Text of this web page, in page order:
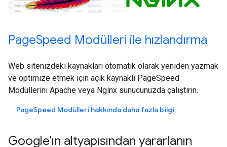
PageSpeed Modülleri ile hızlandırma
Web sitenizdeki kaynakları otomatik olarak yeniden yazmak
ve optimize etmek için açık kaynaklı PageSpeed
Modüllerini Apache veya Nginx sunucunuzda çalıştırın.
PageSpeed Modülleri hakkında daha fazla bilgi
Google'ın altyapısından yararlanın